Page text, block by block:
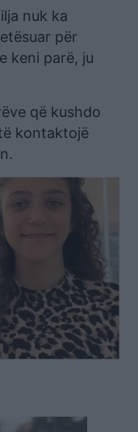
nuk ka
për
keni parë, ju
që kushdo
kontaktojë